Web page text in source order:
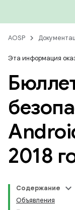
AOSP
Эта информация
2018
Содержание
Объявления